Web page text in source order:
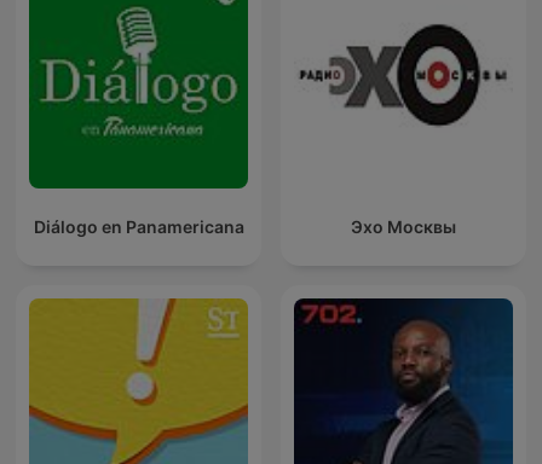
Diálogo en Panamericana Эхо Москвы